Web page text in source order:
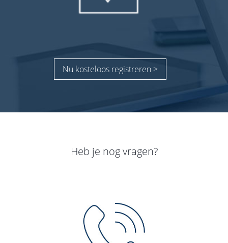
Nu kosteloos registreren >
Heb je nog vragen?